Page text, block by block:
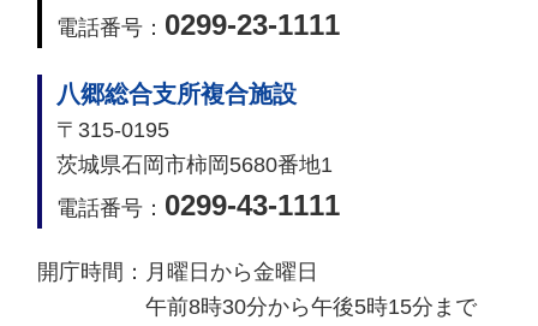
電話番号： 0299-23-1111
八郷総合支所複合施設
〒315-0195
茨城県石岡市柿岡5680番地1
電話番号： 0299-43-1111
開庁時間： 月曜日から金曜日
午前8時30分から午後5時15分まで